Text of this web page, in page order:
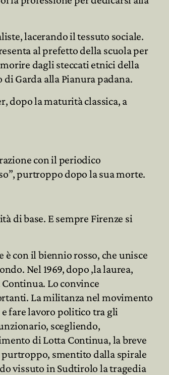
lacerando il tessuto sociale.
al prefetto della scuola per
dagli steccati etnici della
Garda alla Pianura padana.
dopo la maturità classica, a
con il periodico
purtroppo dopo la sua morte.
di base. E sempre Firenze si
con il biennio rosso, che unisce
Nel 1969, dopo ,la laurea,
Lo convince
La militanza nel movimento
fare lavoro politico tra gli
scegliendo,
di Lotta Continua, la breve
purtroppo, smentito dalla spirale
vissuto in Sudtirolo la tragedia